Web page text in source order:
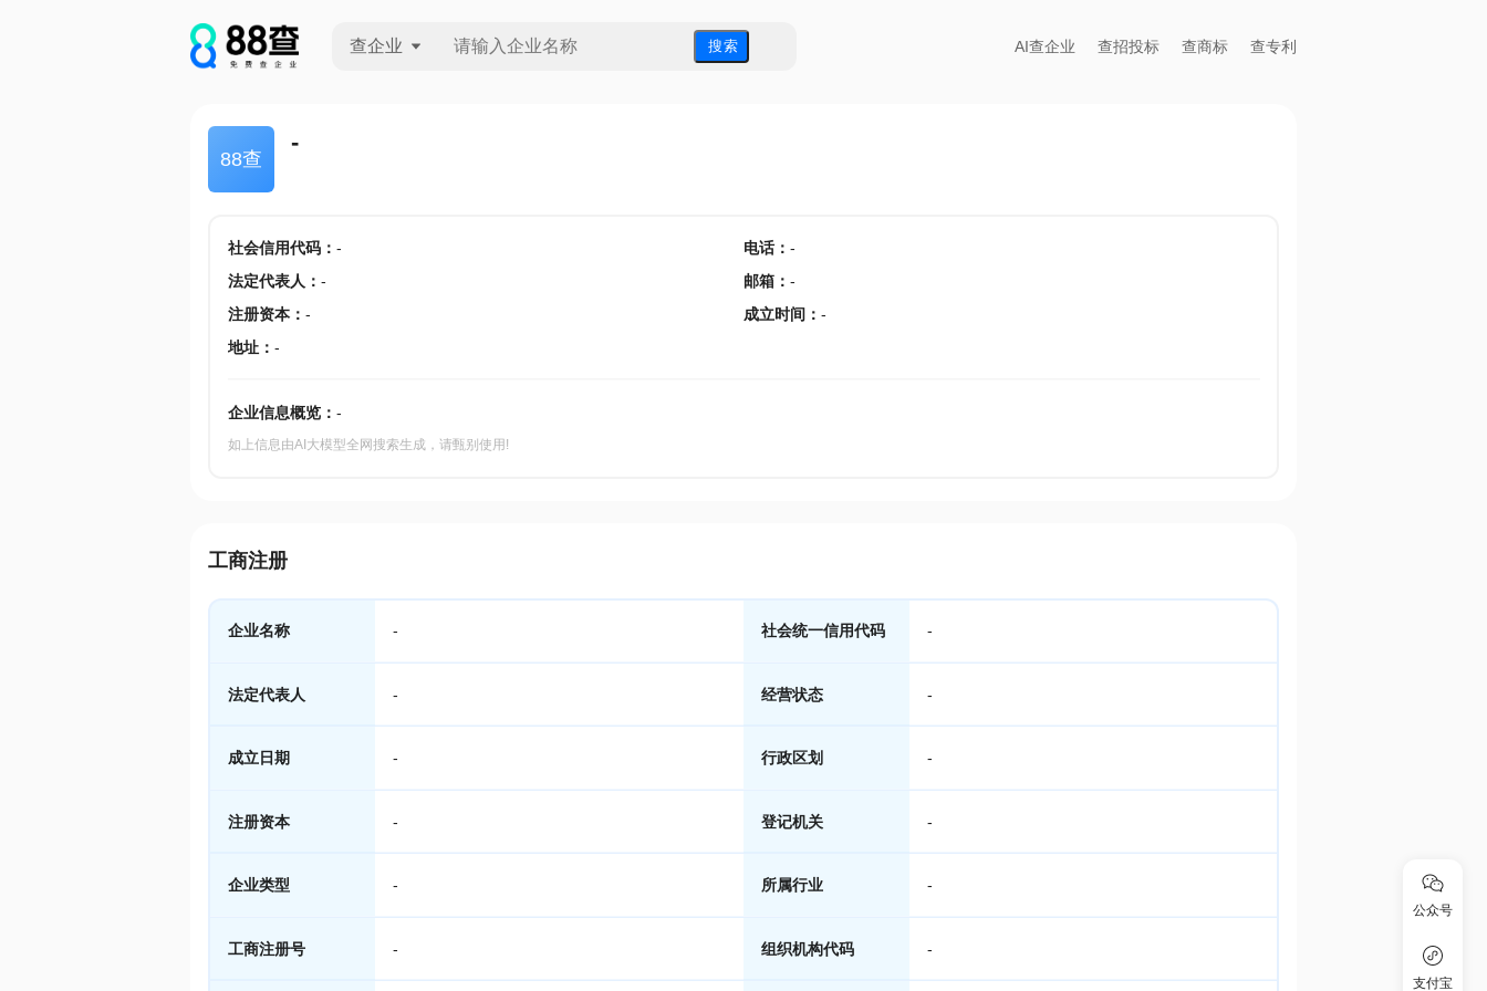
查企业 搜 索 AI查企业 查招投标 查商标 查专利
88查
-
社会信用代码： - 电话： -
法定代表人 ： - 邮箱 ： -
注册资本： - 成立时间 ： -
地址： -
企业信息概览： -
如上信息由AI大模型全网搜索生成，请甄别使用!
工商注册
企业名称 - 社会统一信用代码 -
法定代表人 - 经营状态 -
成立日期 - 行政区划 -
注册资本 - 登记机关 -
企业类型 - 所属行业 -
工商注册号 - 组织机构代码 -
公众号
支付宝